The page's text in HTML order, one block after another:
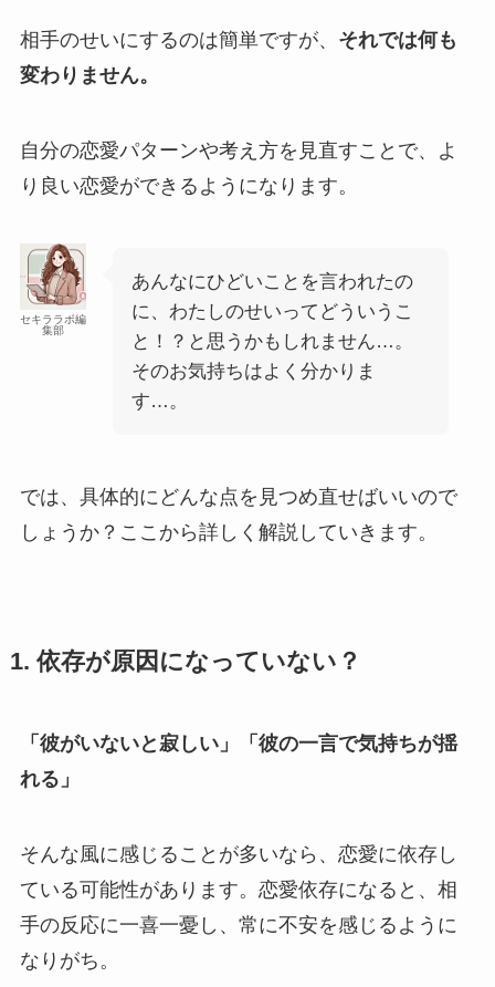
相手のせいにするのは簡単ですが、 それでは何も
変わりません。
自分の恋愛パターンや考え方を見直すことで、よ
り良い恋愛ができるようになります。
セキララボ編
集部
あんなにひどいことを言われたの
に、わたしのせいってどういうこ
と！？と思うかもしれません…。
そのお気持ちはよく分かりま
す…。
では、具体的にどんな点を見つめ直せばいいので
しょうか？ここから詳しく解説していきます。
1. 依存が原因になっていない？
「彼がいないと寂しい」「彼の一言で気持ちが揺
れる」
そんな風に感じることが多いなら、恋愛に依存し
ている可能性があります。恋愛依存になると、相
手の反応に一喜一憂し、常に不安を感じるように
なりがち。